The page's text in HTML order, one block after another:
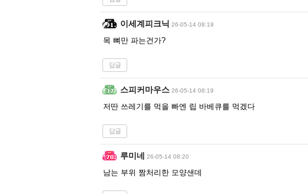
이세계피크닉 26-05-14 08:19
목 뼈만 파는건가?
답글
스피커마우스 26-05-14 08:19
저딴 쓰레기를 먹을 빠엔 립 바베큐를 먹겠다
답글
루미네 26-05-14 08:20
남는 부위 짬처리한 모양샌데